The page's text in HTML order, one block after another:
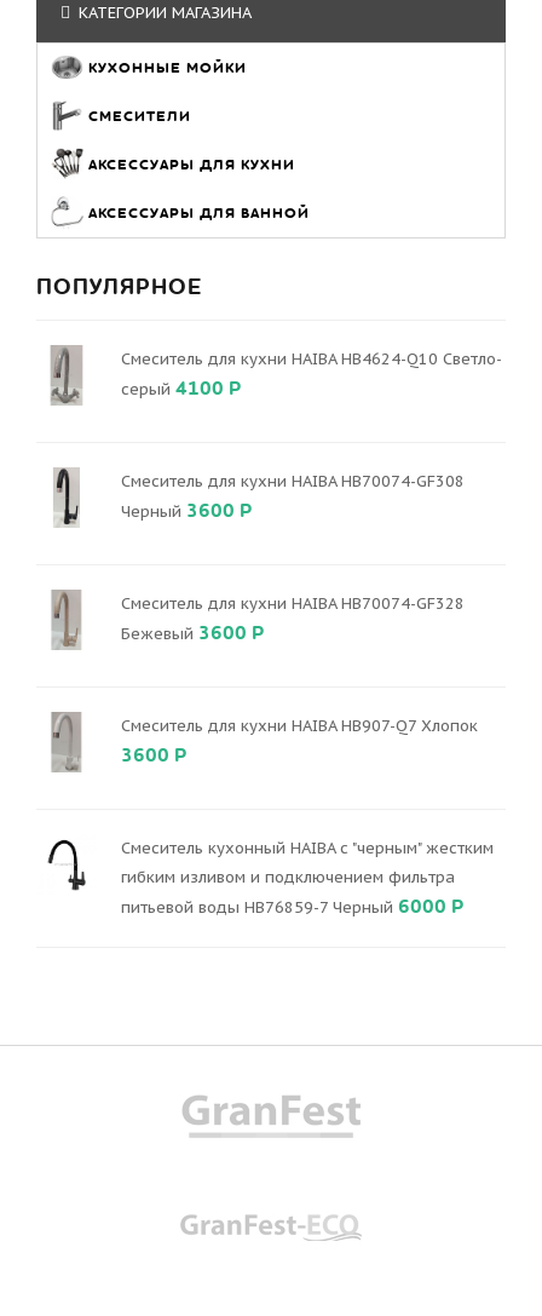
КАТЕГОРИИ МАГАЗИНА
КУХОННЫЕ МОЙКИ
СМЕСИТЕЛИ
АКСЕССУАРЫ ДЛЯ КУХНИ
АКСЕССУАРЫ ДЛЯ ВАННОЙ
ПОПУЛЯРНОЕ
Смеситель для кухни HAIBA HB4624-Q10 Светло-
серый 4100 Р
Смеситель для кухни HAIBA HB70074-GF308
Черный 3600 Р
Смеситель для кухни HAIBA HB70074-GF328
Бежевый 3600 Р
Смеситель для кухни HAIBA HB907-Q7 Хлопок
3600 Р
Смеситель кухонный HAIBA с "черным" жестким
гибким изливом и подключением фильтра
питьевой воды HB76859-7 Черный 6000 Р